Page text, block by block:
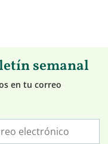
semanal
en tu correo